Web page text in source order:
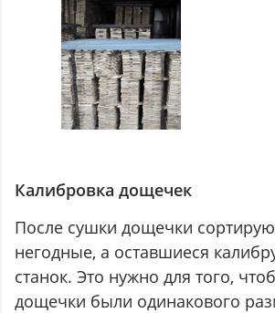
Калибровка дощечек
После сушки дощечки
негодные, а оставшиеся
станок. Это нужно для того,
дощечки были одинакового